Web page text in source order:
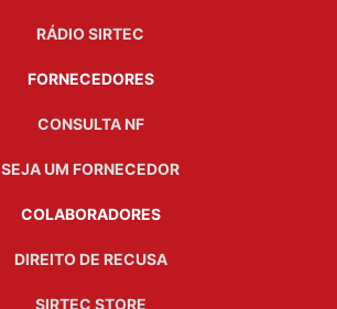
RÁDIO SIRTEC
FORNECEDORES
CONSULTA NF
SEJA UM FORNECEDOR
COLABORADORES
DIREITO DE RECUSA
SIRTEC STORE